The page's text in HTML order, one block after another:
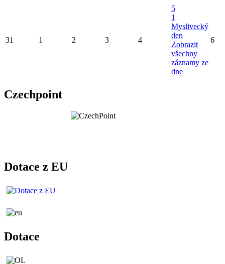
31 1 2 3 4
5
1
Myslivecký
den
Zobrazit
všechny
záznamy ze
dne
6
Czechpoint
Dotace z EU
Dotace